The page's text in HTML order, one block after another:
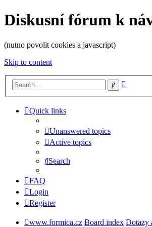
Diskusní fórum k
(nutno povolit cookies a javascript)
Skip to content
Search
Quick links
Unanswered topics
Active topics
Search
FAQ
Login
Register
www.formica.cz Board index Dotazy